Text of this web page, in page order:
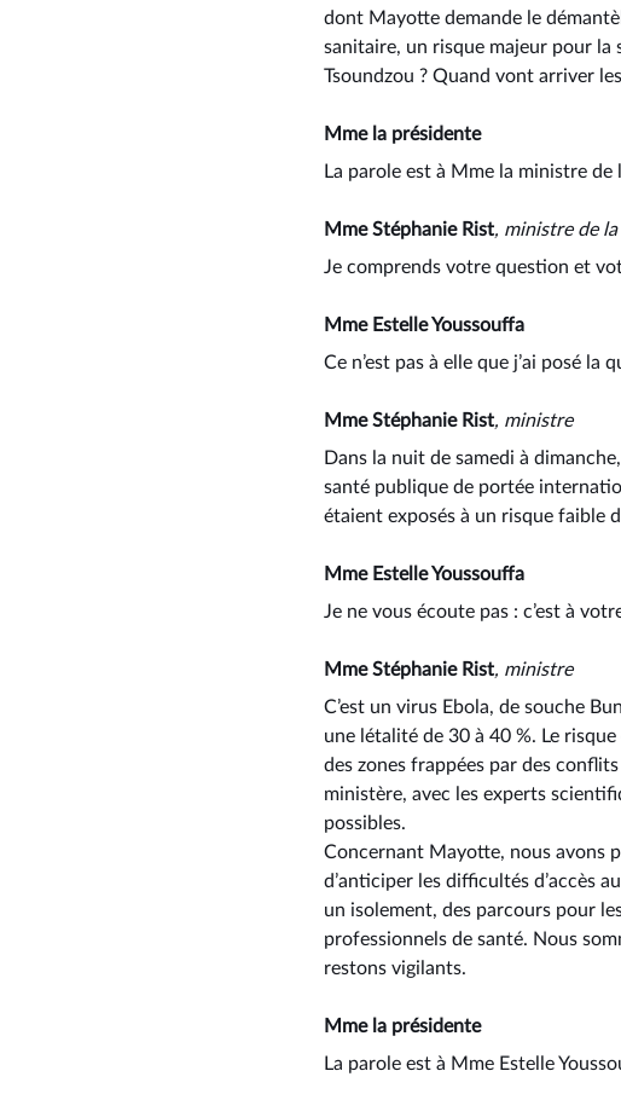
dont Mayotte demande le
sanitaire, un risque majeur pour la
Tsoundzou ? Quand vont arriver
Mme la présidente
La parole est à Mme la ministre de
Mme Stéphanie Rist, ministre de
Je comprends votre question et
Mme Estelle Youssouffa
Ce n’est pas à elle que j’ai posé
Mme Stéphanie Rist, ministre
Dans la nuit de samedi à
santé publique de portée
étaient exposés à un risque faible
Mme Estelle Youssouffa
Je ne vous écoute pas : c’est à
Mme Stéphanie Rist, ministre
C’est un virus Ebola, de souche
une létalité de 30 à 40 %. Le
des zones frappées par des
ministère, avec les experts
possibles.
Concernant Mayotte, nous avons
d’anticiper les difficultés d’accès
un isolement, des parcours pour
professionnels de santé. Nous
restons vigilants.
Mme la présidente
La parole est à Mme Estelle